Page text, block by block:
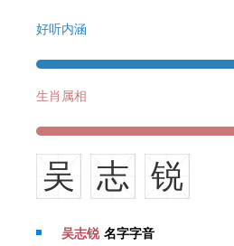
好听内涵
生肖属相
吴 志 锐
吴志锐 名字字音